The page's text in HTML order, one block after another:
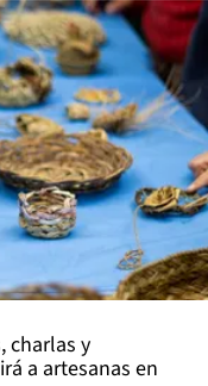
charlas y
a artesanas en